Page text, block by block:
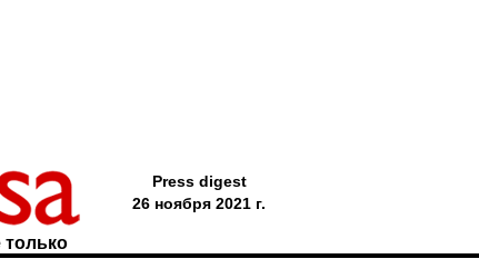
только
Press digest
26 ноября 2021 г.